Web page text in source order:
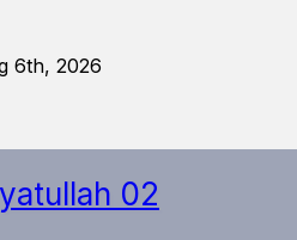
6th, 2026